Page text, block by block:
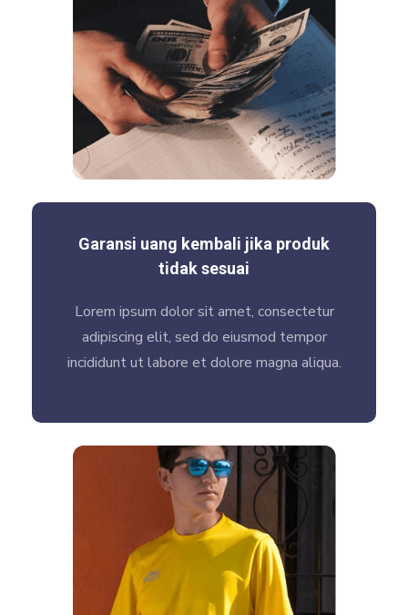
Garansi uang kembali jika produk
tidak sesuai
Lorem ipsum dolor sit amet, consectetur
adipiscing elit, sed do eiusmod tempor
incididunt ut labore et dolore magna aliqua.